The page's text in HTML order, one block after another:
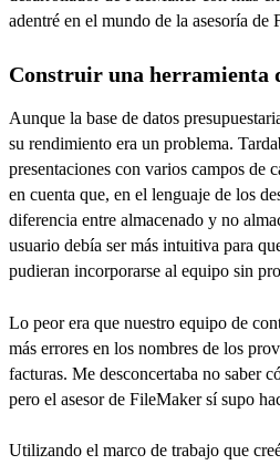
adentré en el mundo de la asesoría de
Construir una herramienta
Aunque la base de datos
su rendimiento era un problema.
presentaciones con varios campos de
en cuenta que, en el lenguaje de los
diferencia entre almacenado y no
usuario debía ser más intuitiva para
pudieran incorporarse al equipo sin
Lo peor era que nuestro equipo de
más errores en los nombres de los
facturas. Me desconcertaba no saber
pero el asesor de FileMaker sí supo
Utilizando el marco de trabajo que